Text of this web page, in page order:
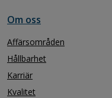
Om oss
Affärsområden
Hållbarhet
Karriär
Kvalitet